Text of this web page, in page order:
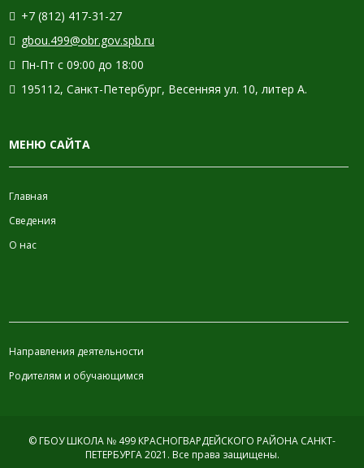
+7 (812) 417-31-27
gbou.499@obr.gov.spb.ru
Пн-Пт с 09:00 до 18:00
195112, Санкт-Петербург, Весенняя ул. 10, литер А.
МЕНЮ САЙТА
Главная
Сведения
О нас
Направления деятельности
Родителям и обучающимся
© ГБОУ ШКОЛА № 499 КРАСНОГВАРДЕЙСКОГО РАЙОНА САНКТ-
ПЕТЕРБУРГА 2021. Все права защищены.